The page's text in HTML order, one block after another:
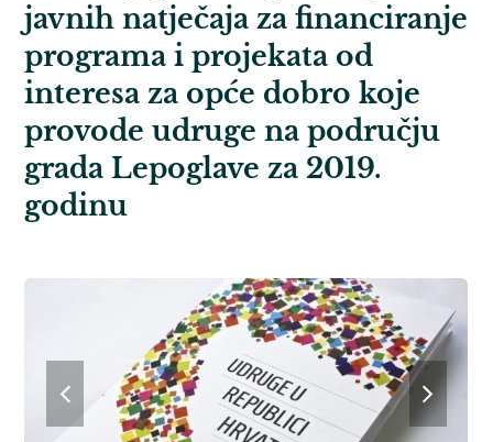
javnih natječaja za financiranje
programa i projekata od
interesa za opće dobro koje
provode udruge na području
grada Lepoglave za 2019.
godinu
previous
slide
next
slide